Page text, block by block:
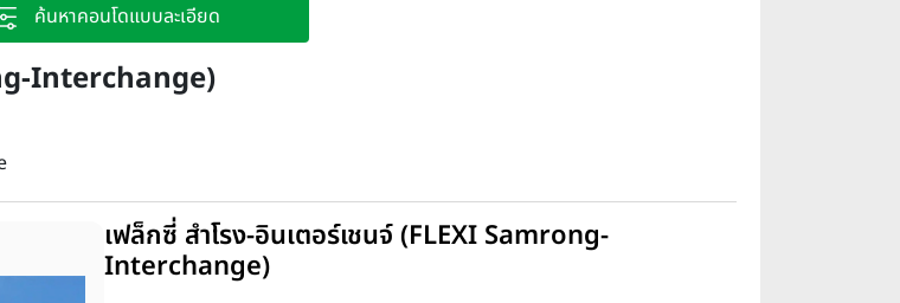
ค้นหาคอนโดแบบละเอียด
Interchange)
เฟล็กซี่ สำโรง-อินเตอร์เชนจ์ (FLEXI Samrong-
Interchange)